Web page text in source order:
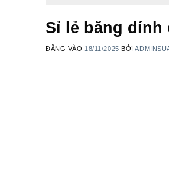
Sỉ lẻ băng dính
ĐĂNG VÀO 18/11/2025 BỞI